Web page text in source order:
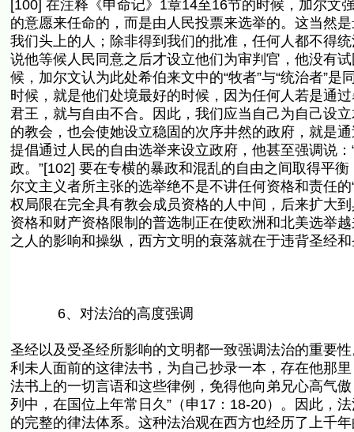
[100] 在注释《申命记》1章14至16节的时候，加尔文
的意愿来任命的，而是由人民投票来选举的。这当然
我们头上的人；除非得到我们的批准，任何人都不得
说他等候人民同意之后才设立他们为审判官，他没有
候，加尔文认为此处希伯来文中的“牧者”与“统治者”
时候，就是他们处境最好的时候，因为任何人若是通
君王，就与自由不合。因此，我们应当自己为自己设
的教会，也会使她设立稳固的次序井然的政府，就是
提倡通过人民的自由选举来设立政府，他甚至强调说
政。”[102] 要在专横的暴政和混乱的自由之间取得平
尔文主义者所主张的选举绝不是不讲任何资格和责任
权局限在完全具有教会成员资格的人中间，后来扩大
资格和财产资格限制的普选制正在使欧洲和北美选举
之人的影响和操纵，西方文明的衰落就在于违背圣经
6、对法治的高度强调
圣经以及受圣经所影响的文明都一致强调法治的重要
利未人面前的这律法书，为自己抄录一本，存在他那
法书上的一切言语和这些律例，免得他向弟兄心高气
列中，在国位上年常日久”（申17：18-20）。因此，
的完整的律法体系。这种法治观在西方也经历了上千